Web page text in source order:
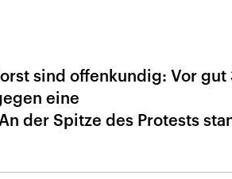
sind offenkundig: Vor gut
eine
der Spitze des Protests